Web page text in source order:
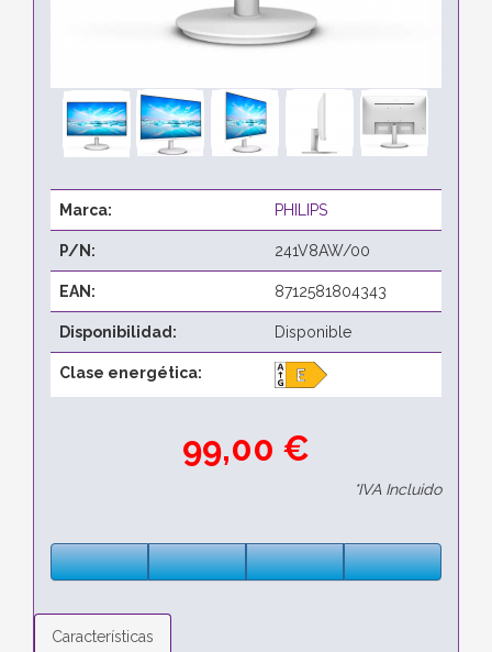
Marca: PHILIPS
P/N: 241V8AW/00
EAN: 8712581804343
Disponibilidad: Disponible
Clase energética:
99,00 €
*IVA Incluido
Características